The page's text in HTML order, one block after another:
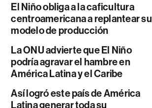
El Niño obliga a la caficultura
centroamericana a replantear su
modelo de producción
La ONU advierte que El Niño
podría agravar el hambre en
América Latina y el Caribe
Así logró este país de América
Latina generar toda su